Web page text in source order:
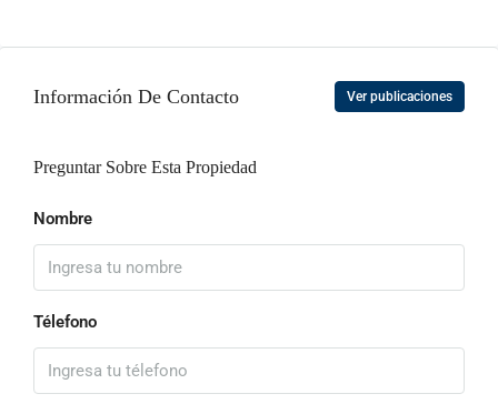
Información De Contacto Ver publicaciones
Preguntar Sobre Esta Propiedad
Nombre
Télefono